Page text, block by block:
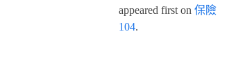
appeared first on 保險
104.